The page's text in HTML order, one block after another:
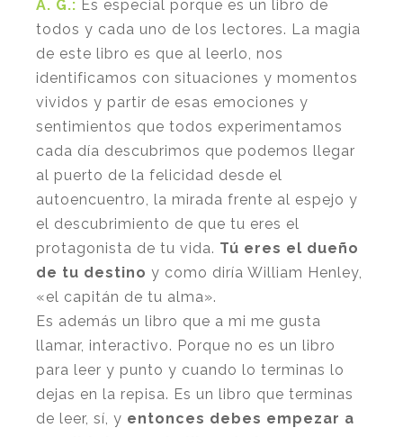
A. G.: Es especial porque es un libro de
todos y cada uno de los lectores. La magia
de este libro es que al leerlo, nos
identificamos con situaciones y momentos
vividos y partir de esas emociones y
sentimientos que todos experimentamos
cada día descubrimos que podemos llegar
al puerto de la felicidad desde el
autoencuentro, la mirada frente al espejo y
el descubrimiento de que tu eres el
protagonista de tu vida. Tú eres el dueño
de tu destino y como diría William Henley,
«el capitán de tu alma».
Es además un libro que a mi me gusta
llamar, interactivo. Porque no es un libro
para leer y punto y cuando lo terminas lo
dejas en la repisa. Es un libro que terminas
de leer, sí, y entonces debes empezar a